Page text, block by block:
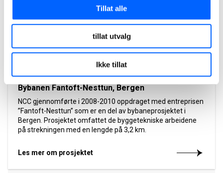
Tillat alle
tillat utvalg
Ikke tillat
Bybanen Fantoft-Nesttun, Bergen
NCC gjennomførte i 2008-2010 oppdraget med entreprisen
”Fantoft-Nesttun” som er en del av bybaneprosjektet i
Bergen. Prosjektet omfattet de byggetekniske arbeidene
på strekningen med en lengde på 3,2 km.
Les mer om prosjektet